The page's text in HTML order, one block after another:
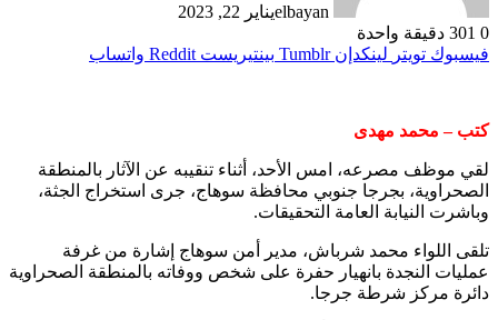
elbayanيناير 22, 2023
0
دقيقة واحدة
فيسبوك تويتر لينكدإن بينتيريست واتساب
كتب – محمد مهدى
لقي موظف مصرعه، امس الأحد، أثناء تنقيبه عن الآثار بالمنطقة
الصحراوية، بجرجا جنوبي محافظة سوهاج، جرى استخراج الجثة،
وباشرت النيابة العامة التحقيقات.
تلقى اللواء محمد شرباش، مدير أمن سوهاج إشارة من غرفة
عمليات النجدة بانهيار حفرة على شخص ووفاته بالمنطقة الصحراوية
دائرة مركز شرطة جرجا.